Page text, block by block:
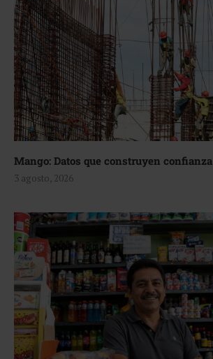
Mango: Datos que construyen confianza
3 agosto, 2026